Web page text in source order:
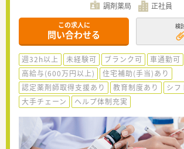
調剤薬局 正社員
この求人に
問い合わせる
検
週32h以上 未経験可 ブランク可
車通勤可
高給与(600万円以上)
住宅補助(手当)あり
認定薬剤師取得支援あり
教育制度あり
シフ
大手チェーン
ヘルプ体制充実